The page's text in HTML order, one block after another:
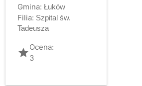
Gmina: Łuków
Filia: Szpital św.
Tadeusza
gradeOcena:
3